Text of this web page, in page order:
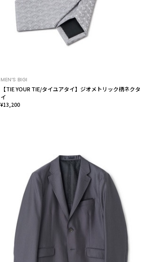
MEN’S BIGI
【TIE YOUR TIE/タイユアタイ】ジオメトリック柄ネクタ
イ
¥13,200